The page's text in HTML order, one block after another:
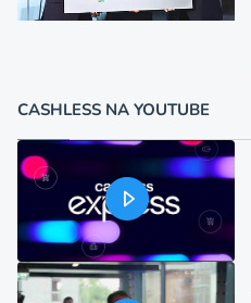
CASHLESS NA YOUTUBE